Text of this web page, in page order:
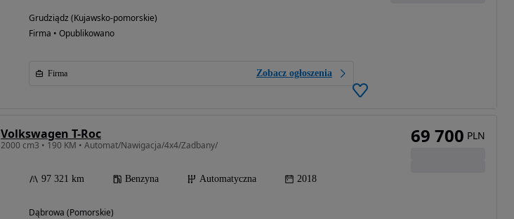
Grudziądz (Kujawsko-pomorskie)
Firma • Opublikowano
Firma Zobacz ogłoszenia
Volkswagen T-Roc
2000 cm3 • 190 KM • Automat/Nawigacja/4x4/Zadbany/
97 321 km Benzyna Automatyczna 2018
Dąbrowa (Pomorskie)
69 700 PLN